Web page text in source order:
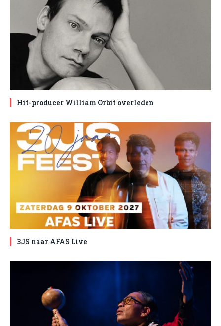
Hit-producer William Orbit overleden
3JS naar AFAS Live